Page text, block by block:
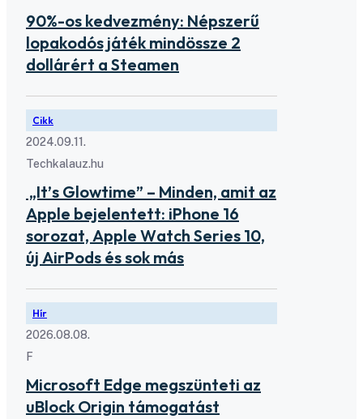
90%-os kedvezmény: Népszerű
lopakodós játék mindössze 2
dollárért a Steamen
Cikk
2024.09.11.
Techkalauz.hu
„It’s Glowtime” – Minden, amit az
Apple bejelentett: iPhone 16
sorozat, Apple Watch Series 10,
új AirPods és sok más
Hír
2026.08.08.
F
Microsoft Edge megszünteti az
uBlock Origin támogatást